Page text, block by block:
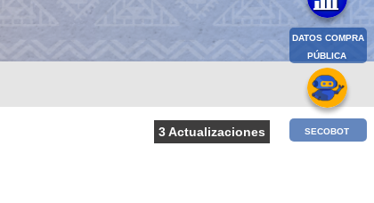
3 Actualizaciones
DATOS COMPRA
PÚBLICA
SECOBOT